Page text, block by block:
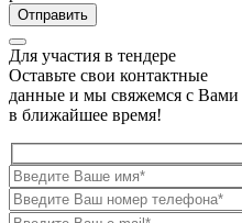
Для участия в тендере
Оставьте свои контактные
данные и мы свяжемся с Вами
в ближайшее время!